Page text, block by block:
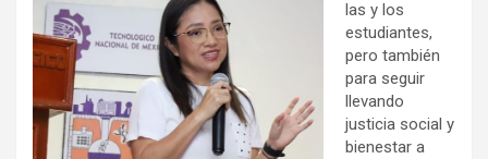
las y los
estudiantes,
pero también
para seguir
llevando
justicia social y
bienestar a